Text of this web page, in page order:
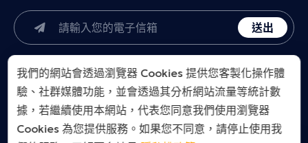
送出
LINX Taiwan Co., Ltd.. All Right Reserved.
我們的網站會透過瀏覽器 Cookies 提供您客製化操作體
驗、社群媒體功能，並會透過其分析網站流量等統計數
據，若繼續使用本網站，代表您同意我們使用瀏覽器
Cookies 為您提供服務。如果您不同意，請停止使用我